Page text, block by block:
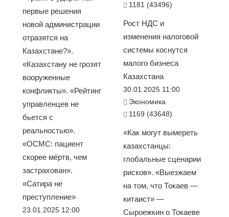
первые решения
новой администрации
отразятся на
Казахстане?».
«Казахстану не грозят
вооруженные
конфликты». «Рейтинг
управленцев не
бьется с
реальностью».
«ОСМС: пациент
скорее мёртв, чем
застрахован».
«Сатира не
преступление»
23.01.2025 12:00
1181 (43496)
Рост НДС и
изменения налоговой
системы коснутся
малого бизнеса
Казахстана
30.01.2025 11:00
Экономика
1169 (43648)
«Как могут вымереть
казахстанцы:
глобальные сценарии
рисков». «Выезжаем
на том, что Токаев —
китаист» —
Сыроежкин о Токаеве